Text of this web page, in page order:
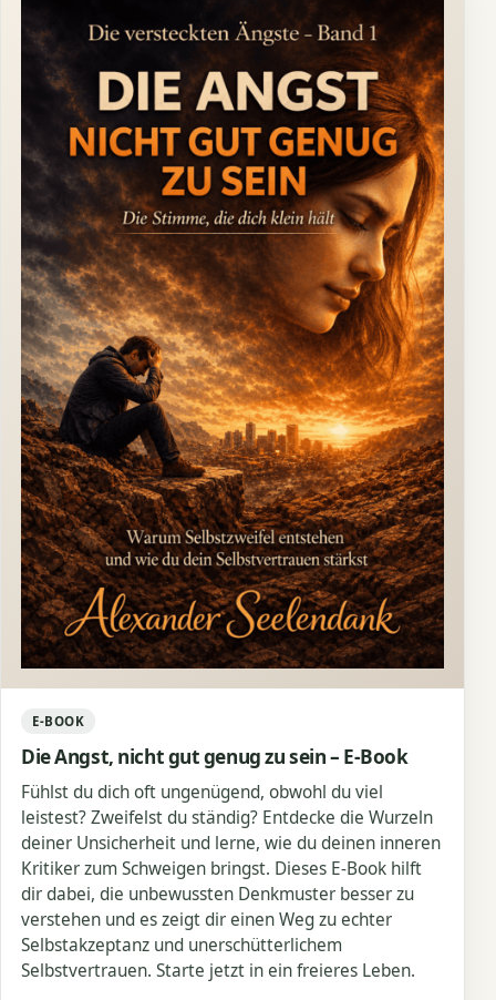
E-BOOK
Die Angst, nicht gut genug zu sein – E-Book
Fühlst du dich oft ungenügend, obwohl du viel
leistest? Zweifelst du ständig? Entdecke die Wurzeln
deiner Unsicherheit und lerne, wie du deinen inneren
Kritiker zum Schweigen bringst. Dieses E-Book hilft
dir dabei, die unbewussten Denkmuster besser zu
verstehen und es zeigt dir einen Weg zu echter
Selbstakzeptanz und unerschütterlichem
Selbstvertrauen. Starte jetzt in ein freieres Leben.